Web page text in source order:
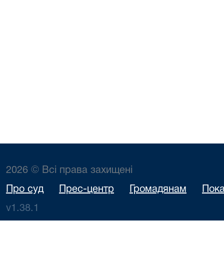
2026 © Всі права захищені
Про суд Прес-центр Громадянам
v1.38.1